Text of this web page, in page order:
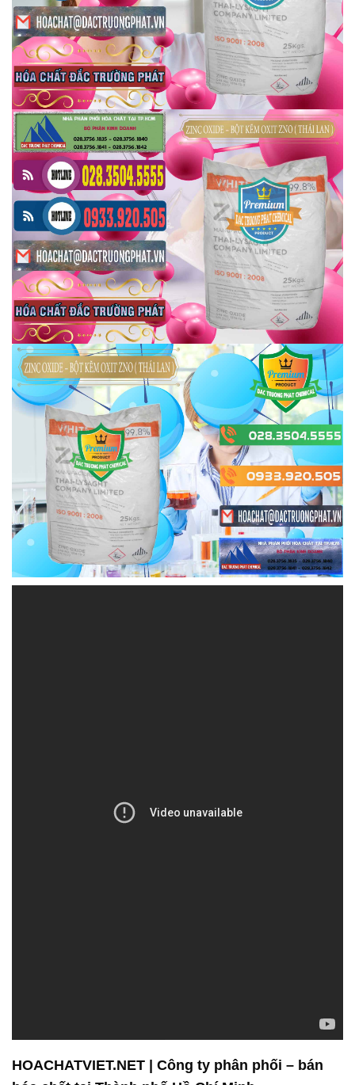
HOACHATVIET.NET | Công ty phân phối – bán